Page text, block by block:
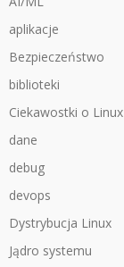
aplikacje
Bezpieczeństwo
biblioteki
Ciekawostki o Linux
dane
debug
devops
Dystrybucja Linux
Jądro systemu